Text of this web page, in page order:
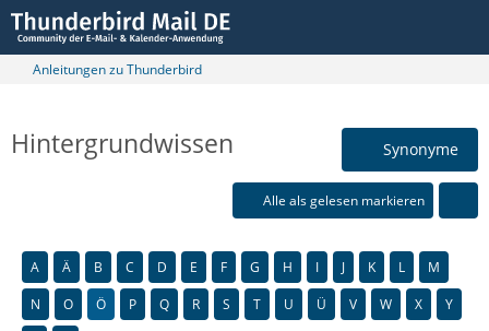
Anleitungen zu Thunderbird
Hintergrundwissen Synonyme
Alle als gelesen markieren
A Ä B C D E F G H I J K L
M
N
O Ö P Q R S T U Ü V W X
Y